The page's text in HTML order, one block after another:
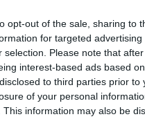
opt-out of the sale, sharing to
for targeted
selection. Please note that
interest-based ads based
to third parties prior
of your personal
This information may also be
il
che ha vinto
...